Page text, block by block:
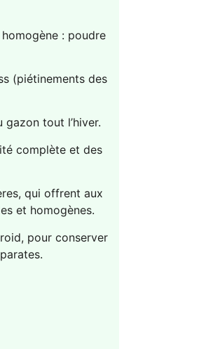
: poudre
(piétinements des
tout l’hiver.
complète et des
qui offrent aux
et homogènes.
pour conserver